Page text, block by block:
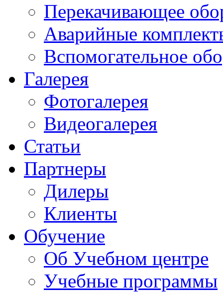
Перекачивающее
Аварийные
Вспомогательное
Галерея
Фотогалерея
Видеогалерея
Статьи
Партнеры
Дилеры
Клиенты
Обучение
Об Учебном центре
Учебные программы